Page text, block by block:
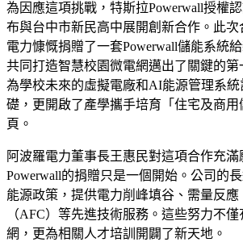
為因應這項挑戰，特斯拉Powerwall授權
布與台中市新民高中展開創新合作。此
電力慷慨捐贈了一套Powerwall儲能系統
共同打造智慧校園微電網邁出了關鍵的
為學校未來的虛擬電廠和AI能源管理系
礎，更開啟了產學攜手培育「住宅及商
頁。
阿波羅電力董事長王惠民對這項合作充滿
Powerwall的捐贈只是一個開始。公司的
能源政策，提供電力削峰填谷、需量反應
（AFC）等先進技術服務。這些努力不
網，更為相關人才培訓開闢了新天地。